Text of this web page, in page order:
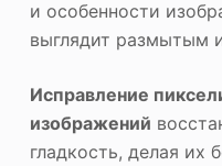
и особенности
выглядит размытым
Исправление
изображений
гладкость, делая их